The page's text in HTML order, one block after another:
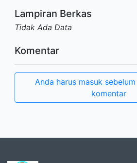
Lampiran Berkas
Tidak Ada Data
Komentar
Anda harus masuk
komentar